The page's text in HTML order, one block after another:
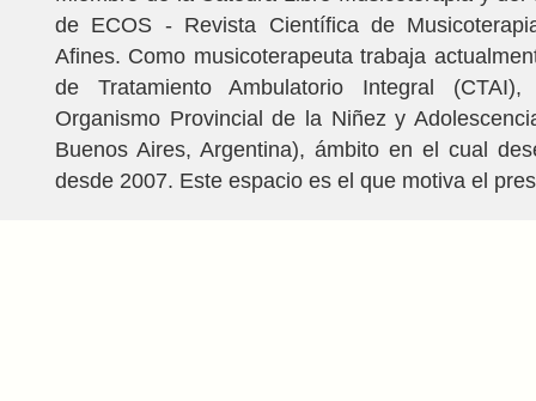
de ECOS - Revista Científica de
Afines. Como musicoterapeuta trabaja
de Tratamiento Ambulatorio Integral
Organismo Provincial de la Niñez y
Buenos Aires, Argentina), ámbito en el cual
desde 2007. Este espacio es el que motiva el